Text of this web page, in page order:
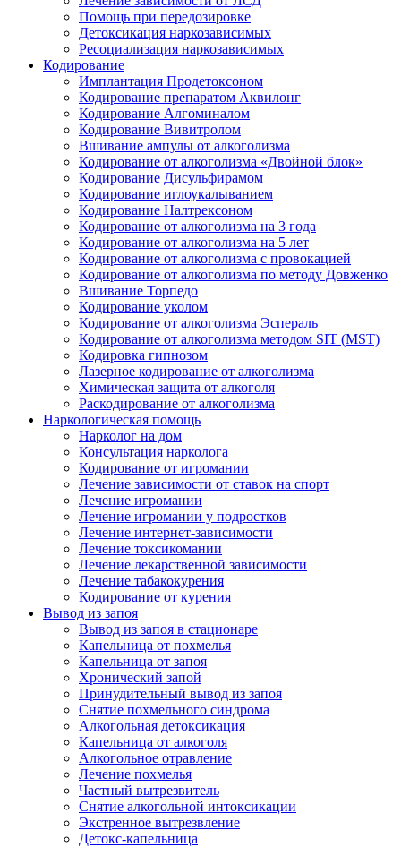
Помощь при передозировке
Детоксикация наркозависимых
Ресоциализация наркозависимых
Кодирование
Имплантация Продетоксоном
Кодирование препаратом Аквилонг
Кодирование Алгоминалом
Кодирование Вивитролом
Вшивание ампулы от алкоголизма
Кодирование от алкоголизма «Двойной блок»
Кодирование Дисульфирамом
Кодирование иглоукалыванием
Кодирование Налтрексоном
Кодирование от алкоголизма на 3 года
Кодирование от алкоголизма на 5 лет
Кодирование от алкоголизма с провокацией
Кодирование от алкоголизма по методу Довженко
Вшивание Торпедо
Кодирование уколом
Кодирование от алкоголизма Эспераль
Кодирование от алкоголизма методом SIT (MST)
Кодировка гипнозом
Лазерное кодирование от алкоголизма
Химическая защита от алкоголя
Раскодирование от алкоголизма
Наркологическая помощь
Нарколог на дом
Консультация нарколога
Кодирование от игромании
Лечение зависимости от ставок на спорт
Лечение игромании
Лечение игромании у подростков
Лечение интернет-зависимости
Лечение токсикомании
Лечение лекарственной зависимости
Лечение табакокурения
Кодирование от курения
Вывод из запоя
Вывод из запоя в стационаре
Капельница от похмелья
Капельница от запоя
Хронический запой
Принудительный вывод из запоя
Снятие похмельного синдрома
Алкогольная детоксикация
Капельница от алкоголя
Алкогольное отравление
Лечение похмелья
Частный вытрезвитель
Снятие алкогольной интоксикации
Экстренное вытрезвление
Детокс-капельница